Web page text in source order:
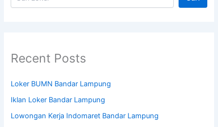
Recent Posts
Loker BUMN Bandar Lampung
Iklan Loker Bandar Lampung
Lowongan Kerja Indomaret Bandar Lampung